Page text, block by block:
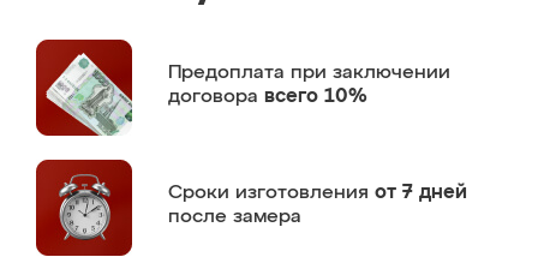
Предоплата при заключении
договора всего 10%
Сроки изготовления от 7 дней
после замера